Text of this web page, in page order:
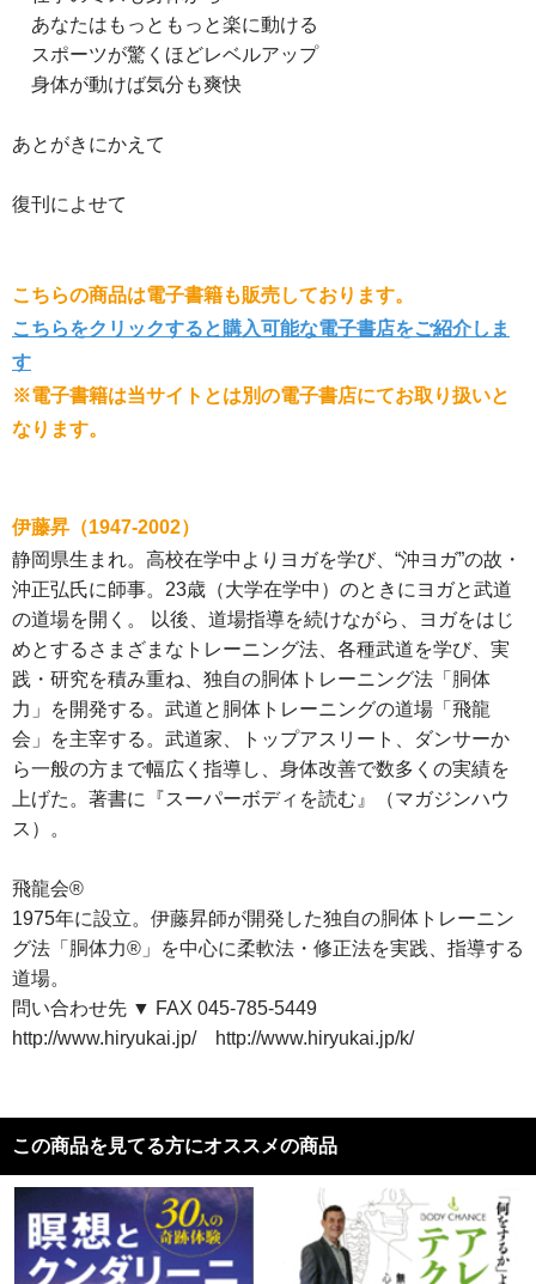
あなたはもっともっと楽に動ける
スポーツが驚くほどレベルアップ
身体が動けば気分も爽快
あとがきにかえて
復刊によせて
こちらの商品は電子書籍も販売しております。
こちらをクリックすると購入可能な電子書店をご紹介しま
す
※電子書籍は当サイトとは別の電子書店にてお取り扱いと
なります。
伊藤昇（1947-2002）
静岡県生まれ。高校在学中よりヨガを学び、“沖ヨガ”の故・
沖正弘氏に師事。23歳（大学在学中）のときにヨガと武道
の道場を開く。 以後、道場指導を続けながら、ヨガをはじ
めとするさまざまなトレーニング法、各種武道を学び、実
践・研究を積み重ね、独自の胴体トレーニング法「胴体
力」を開発する。武道と胴体トレーニングの道場「飛龍
会」を主宰する。武道家、トップアスリート、ダンサーか
ら一般の方まで幅広く指導し、身体改善で数多くの実績を
上げた。著書に『スーパーボディを読む』（マガジンハウ
ス）。
飛龍会®
1975年に設立。伊藤昇師が開発した独自の胴体トレーニン
グ法「胴体力®」を中心に柔軟法・修正法を実践、指導する
道場。
問い合わせ先 ▼ FAX 045-785-5449
http://www.hiryukai.jp/ http://www.hiryukai.jp/k/
この商品を見てる方にオススメの商品